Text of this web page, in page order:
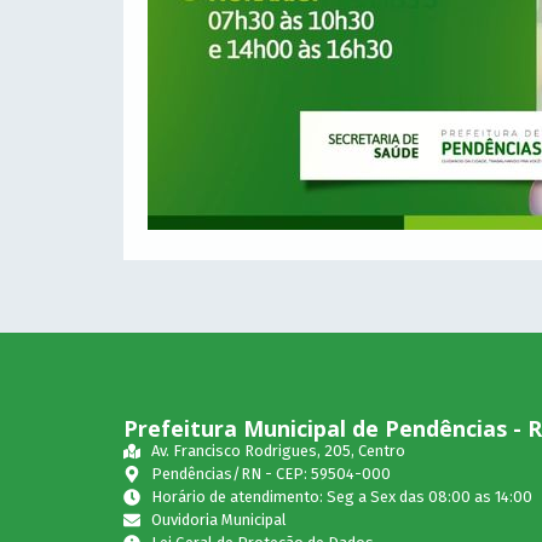
Prefeitura Municipal de Pendências -
Av. Francisco Rodrigues, 205, Centro
Pendências/RN - CEP: 59504-000
Horário de atendimento: Seg a Sex das 08:00 as 14:00
Ouvidoria Municipal